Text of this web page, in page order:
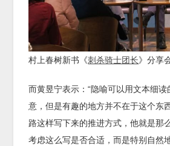
村上春树新书《刺杀骑士团长》分享
而黄昱宁表示：“隐喻可以用文本细
意，但是有趣的地方并不在于这个东
路这样写下来的推进方式，他就是那
考虑这么写是否合适，而是特别自然